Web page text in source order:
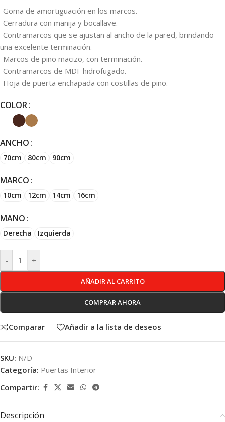
-Goma de amortiguación en los marcos.
-Cerradura con manija y bocallave.
-Contramarcos que se ajustan al ancho de la pared, brindando
una excelente terminación.
-Marcos de pino macizo, con terminación.
-Contramarcos de MDF hidrofugado.
-Hoja de puerta enchapada con costillas de pino.
COLOR
ANCHO
70cm 80cm 90cm
MARCO
10cm 12cm 14cm 16cm
MANO
Derecha Izquierda
- +
AÑADIR AL CARRITO
COMPRAR AHORA
Comparar Añadir a la lista de deseos
SKU: N/D
Categoría: Puertas Interior
Compartir:
Descripción